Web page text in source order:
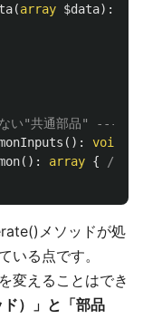
(array $data):
い"共通部品" ---
(): void
(): array {
/*
メソッドが処
いる点です。
変えることはでき
）」と「部品